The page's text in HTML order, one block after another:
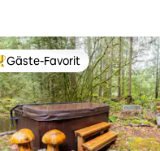
Gäste-Favorit.
Gäste-Favorit